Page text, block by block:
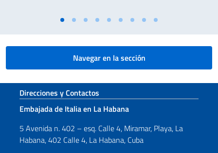
Navegar en la sección
Sezione footer
Direcciones y Contactos
Embajada de Italia en La Habana
5 Avenida n. 402 – esq. Calle 4, Miramar, Playa, La
Habana, 402 Calle 4, La Habana, Cuba